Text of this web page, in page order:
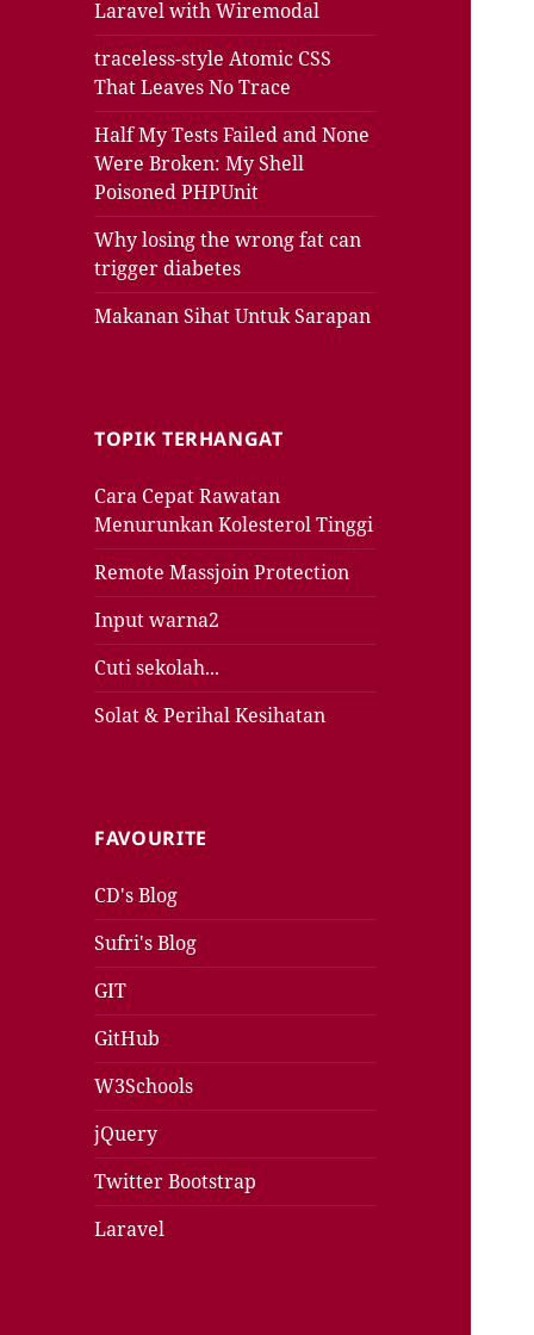
Laravel with Wiremodal
traceless-style Atomic CSS
That Leaves No Trace
Half My Tests Failed and None
Were Broken: My Shell
Poisoned PHPUnit
Why losing the wrong fat can
trigger diabetes
Makanan Sihat Untuk Sarapan
TOPIK TERHANGAT
Cara Cepat Rawatan
Menurunkan Kolesterol Tinggi
Remote Massjoin Protection
Input warna2
Cuti sekolah...
Solat & Perihal Kesihatan
FAVOURITE
CD's Blog
Sufri's Blog
GIT
GitHub
W3Schools
jQuery
Twitter Bootstrap
Laravel